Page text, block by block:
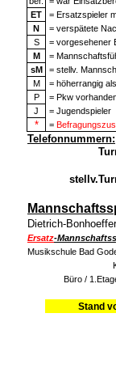
ET
= Ersatzspieler
N
= verspätete
S
= vorgesehener
M
=
sM
= stellv.
M
= höherrangig
P
= Pkw
J
= Jugendspieler
* =
Telefonnummern:
Dietrich-
Ersatz-
Musikschule Bad
Büro /
Stand